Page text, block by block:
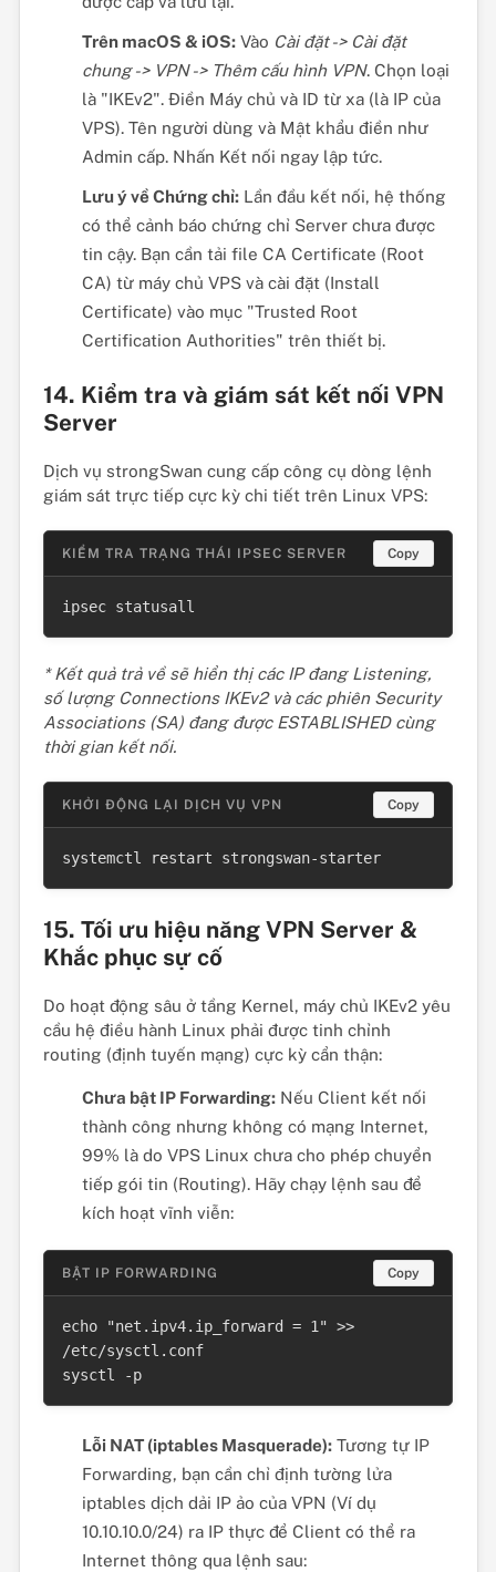
Trên macOS & iOS:Vào Cài đặt -> Cài đặt
chung -> VPN -> Thêm cấu hình VPN. Chọn loại
là "IKEv2". Điền Máy chủ và ID từ xa (là IP của
VPS). Tên người dùng và Mật khẩu điền như
Admin cấp. Nhấn Kết nối ngay lập tức.
Lưu ý về Chứng chỉ:Lần đầu kết nối, hệ thống
có thể cảnh báo chứng chỉ Server chưa được
tin cậy. Bạn cần tải file CA Certificate (Root
CA) từ máy chủ VPS và cài đặt (Install
Certificate) vào mục "Trusted Root
Certification Authorities" trên thiết bị.
14. Kiểm tra và giám sát kết nối VPN
Server
Dịch vụ strongSwan cung cấp công cụ dòng lệnh
giám sát trực tiếp cực kỳ chi tiết trên Linux VPS:
KIỂM TRA TRẠNG THÁI IPSEC SERVER Copy
ipsec statusall
* Kết quả trả về sẽ hiển thị các IP đang Listening,
số lượng Connections IKEv2 và các phiên Security
Associations (SA) đang được ESTABLISHED cùng
thời gian kết nối.
KHỞI ĐỘNG LẠI DỊCH VỤ VPN Copy
systemctl restart strongswan-starter
15. Tối ưu hiệu năng VPN Server &
Khắc phục sự cố
Do hoạt động sâu ở tầng Kernel, máy chủ IKEv2 yêu
cầu hệ điều hành Linux phải được tinh chỉnh
routing (định tuyến mạng) cực kỳ cẩn thận:
Chưa bật IP Forwarding:Nếu Client kết nối
thành công nhưng không có mạng Internet,
99% là do VPS Linux chưa cho phép chuyển
tiếp gói tin (Routing). Hãy chạy lệnh sau để
kích hoạt vĩnh viễn:
BẬT IP FORWARDING Copy
echo "net.ipv4.ip_forward = 1" >>
/etc/sysctl.conf
sysctl -p
Lỗi NAT (iptables Masquerade):Tương tự IP
Forwarding, bạn cần chỉ định tường lửa
iptables dịch dải IP ảo của VPN (Ví dụ
10.10.10.0/24) ra IP thực để Client có thể ra
Internet thông qua lệnh sau: